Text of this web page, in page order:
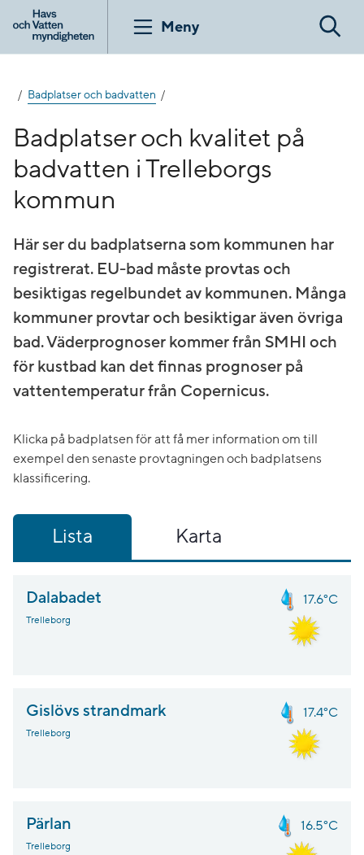
till
innehåll
Meny Sök
Badplatser och badvatten
Badplatser och kvalitet på
badvatten i Trelleborgs
kommun
Här ser du badplatserna som kommunen har
registrerat. EU-bad måste provtas och
besiktigas regelbundet av kommunen. Många
kommuner provtar och besiktigar även övriga
bad. Väderprognoser kommer från SMHI och
för kustbad kan det finnas prognoser på
vattentemperatur från Copernicus.
Klicka på badplatsen för att få mer information om till
exempel den senaste provtagningen och badplatsens
klassificering.
Lista Karta
Dalabadet
Trelleborg
17.6°C
Gislövs strandmark
Trelleborg
17.4°C
Pärlan
Trelleborg
16.5°C